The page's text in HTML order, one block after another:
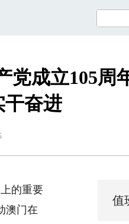
成立105周
干奋进
的重要
澳门在
值